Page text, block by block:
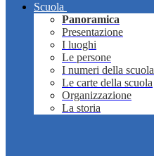
Scuola
Panoramica
Presentazione
I luoghi
Le persone
I numeri della scuola
Le carte della scuola
Organizzazione
La storia